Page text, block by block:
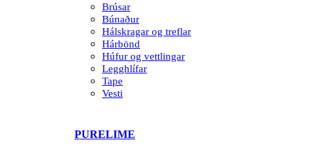
Brúsar
Búnaður
Hálskragar og treflar
Hárbönd
Húfur og vettlingar
Legghlífar
Tape
Vesti
PURELIME